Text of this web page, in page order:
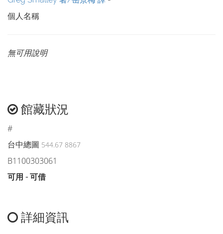
個人名稱
無可用說明
館藏狀況
#
台中總圖 544.67 8867
B1100303061
可用 - 可借
詳細資訊